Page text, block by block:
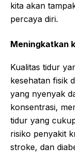
kita akan
percaya diri.
Meningkatkan
Kualitas tidur
kesehatan fisik
yang nyenyak
konsentrasi,
tidur yang
risiko penyakit
stroke, dan